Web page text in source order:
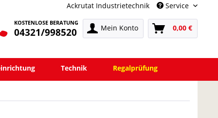
Ackrutat Industrietechnik Service
KOSTENLOSE BERATUNG
04321/998520 Mein Konto 0,00 €
Technik Regalprüfung